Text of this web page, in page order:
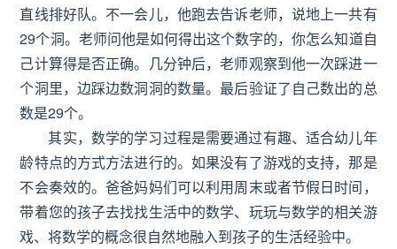
直线排好队。不一会儿，他跑去告诉老师，说地上一共有
29个洞。老师问他是如何得出这个数字的，你怎么知道自
己计算得是否正确。几分钟后，老师观察到他一次踩进一
个洞里，边踩边数洞洞的数量。最后验证了自己数出的总
数是29个。
其实，数学的学习过程是需要通过有趣、适合幼儿年
龄特点的方式方法进行的。如果没有了游戏的支持，那是
不会奏效的。爸爸妈妈们可以利用周末或者节假日时间，
带着您的孩子去找找生活中的数学、玩玩与数学的相关游
戏、将数学的概念很自然地融入到孩子的生活经验中。